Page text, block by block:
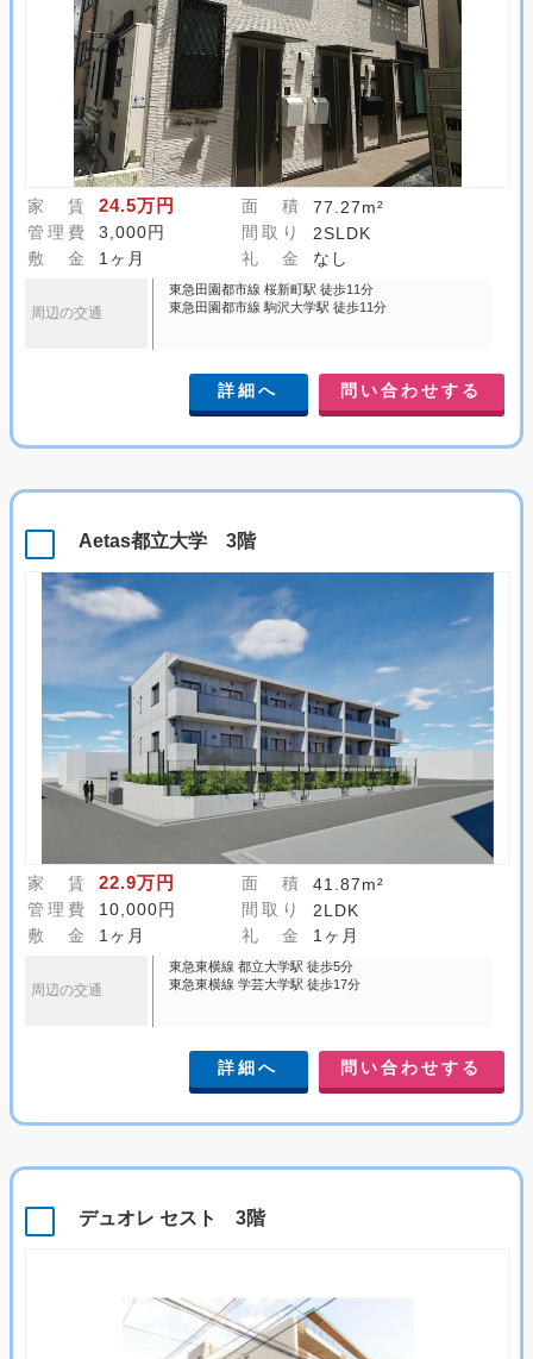
家 賃 24.5万円 面 積
77.27m²
管理費
3,000円 間取り
2SLDK
敷 金
1ヶ月 礼 金 なし
周辺の交通
東急田園都市線 桜新町駅 徒歩11分
東急田園都市線 駒沢大学駅 徒歩11分
詳細へ 問い合わせする
Aetas都立大学 3階
家 賃 22.9万円 面 積
41.87m²
管理費
10,000円 間取り
2LDK
敷 金
1ヶ月 礼 金 1ヶ月
周辺の交通
東急東横線 都立大学駅 徒歩5分
東急東横線 学芸大学駅 徒歩17分
詳細へ 問い合わせする
デュオレ セスト 3階